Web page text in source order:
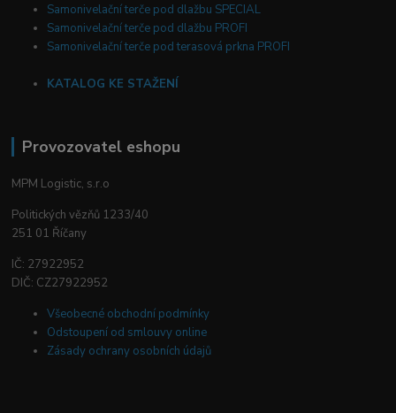
Samonivelační terče pod dlažbu SPECIAL
Samonivelační terče pod dlažbu PROFI
Samonivelační terče pod terasová prkna PROFI
KATALOG KE STAŽENÍ
Provozovatel eshopu
MPM Logistic, s.r.o
Politických vězňů 1233/40
251 01 Říčany
IČ: 27922952
DIČ: CZ27922952
Všeobecné obchodní podmínky
Odstoupení od smlouvy online
Zásady ochrany osobních údajů